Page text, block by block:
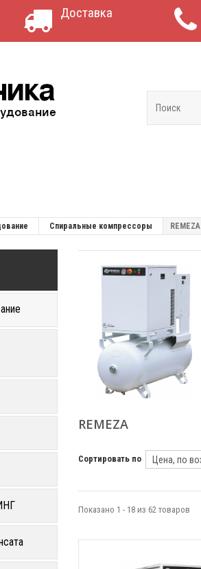
Доставка
Спиральные компрессоры REMEZA
REMEZA
Сортировать по
Показано 1 - 18 из 62 товаров